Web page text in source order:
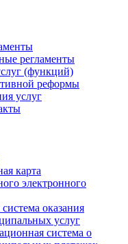
регламенты
(функций)
реформы
услуг
карта
электронного
оказания
услуг
система о